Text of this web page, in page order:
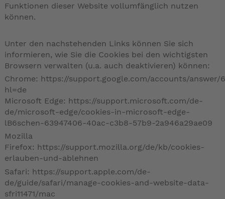
Funktionen dieser Website vollumfänglich nutzen
können.
Unter den nachstehenden Links können Sie sich
informieren, wie Sie die Cookies bei den wichtigsten
Browsern verwalten (u.a. auch deaktivieren) können:
Chrome:
https://support.google.com/accounts/answer/
hl=de
Microsoft Edge:
https://support.microsoft.com/de-
de/microsoft-edge/cookies-in-microsoft-edge-
lB6schen-63947406-40ac-c3b8-57b9-2a946a29ae09
Mozilla
Firefox:
https://support.mozilla.org/de/kb/cookies-
erlauben-und-ablehnen
Safari: https://support.apple.com/de-
de/guide/safari/manage-cookies-and-website-data-
sfri11471/mac